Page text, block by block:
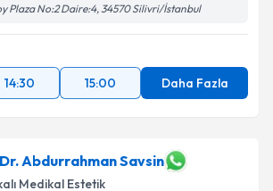
Plaza No:2 Daire:4, 34570 Silivri/İstanbul
14:30 15:00 Daha Fazla
Abdurrahman Savsin
Medikal Estetik